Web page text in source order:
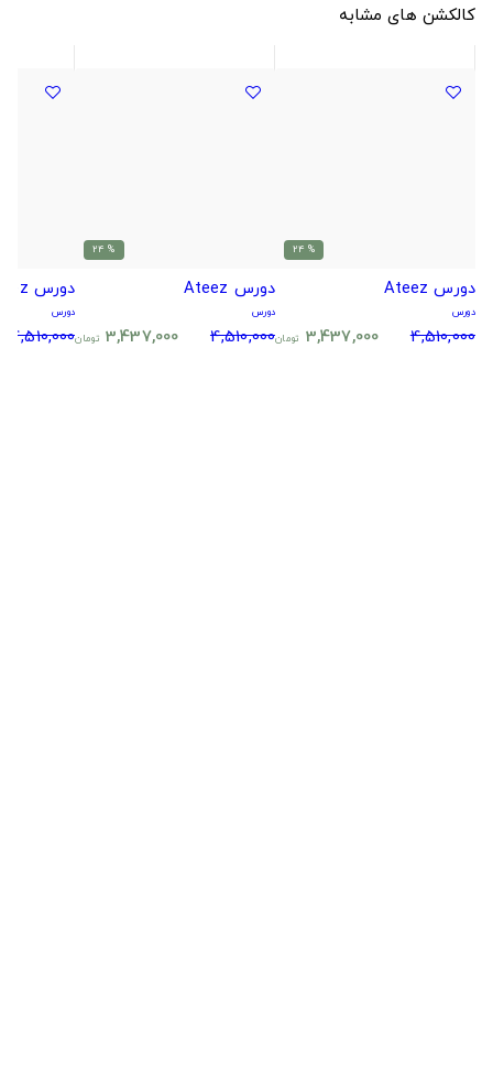
کالکشن های مشابه
% 24
دورس Ateez
دورس
4,510,000
3,437,000 تومان
% 24
دورس Ateez
دورس
4,510,000
3,437,000 تومان
دورس Ateez
دورس
4,510,000